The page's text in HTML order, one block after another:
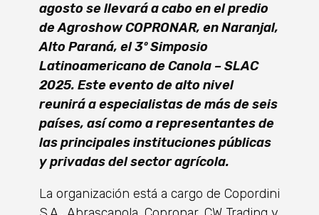
agosto se llevará a cabo en el predio
de Agroshow COPRONAR, en Naranjal,
Alto Paraná, el 3º Simposio
Latinoamericano de Canola – SLAC
2025. Este evento de alto nivel
reunirá a especialistas de más de seis
países, así como a representantes de
las principales instituciones públicas
y privadas del sector agrícola.
La organización está a cargo de Copordini